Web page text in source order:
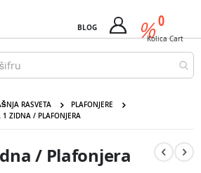
BLOG %
Cart 0
Kolica Cart
RASVETA
PLAFONJERE
1 ZIDNA / PLAFONJERA
1 Zidna / Plafonjera
/ Plafonjera